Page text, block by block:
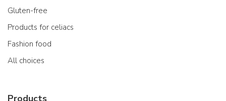
Gluten-free
Products for celiacs
Fashion food
All choices
Products